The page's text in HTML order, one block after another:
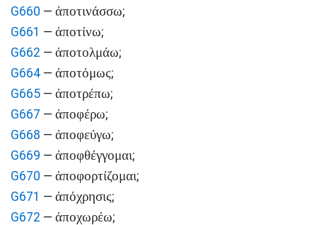
G660 — ἀποτινάσσω;
G661 — ἀποτίνω;
G662 — ἀποτολμάω;
G664 — ἀποτόμως;
G665 — ἀποτρέπω;
G667 — ἀποφέρω;
G668 — ἀποφεύγω;
G669 — ἀποφθέγγομαι;
G670 — ἀποφορτίζομαι;
G671 — ἀπόχρησις;
G672 — ἀποχωρέω;